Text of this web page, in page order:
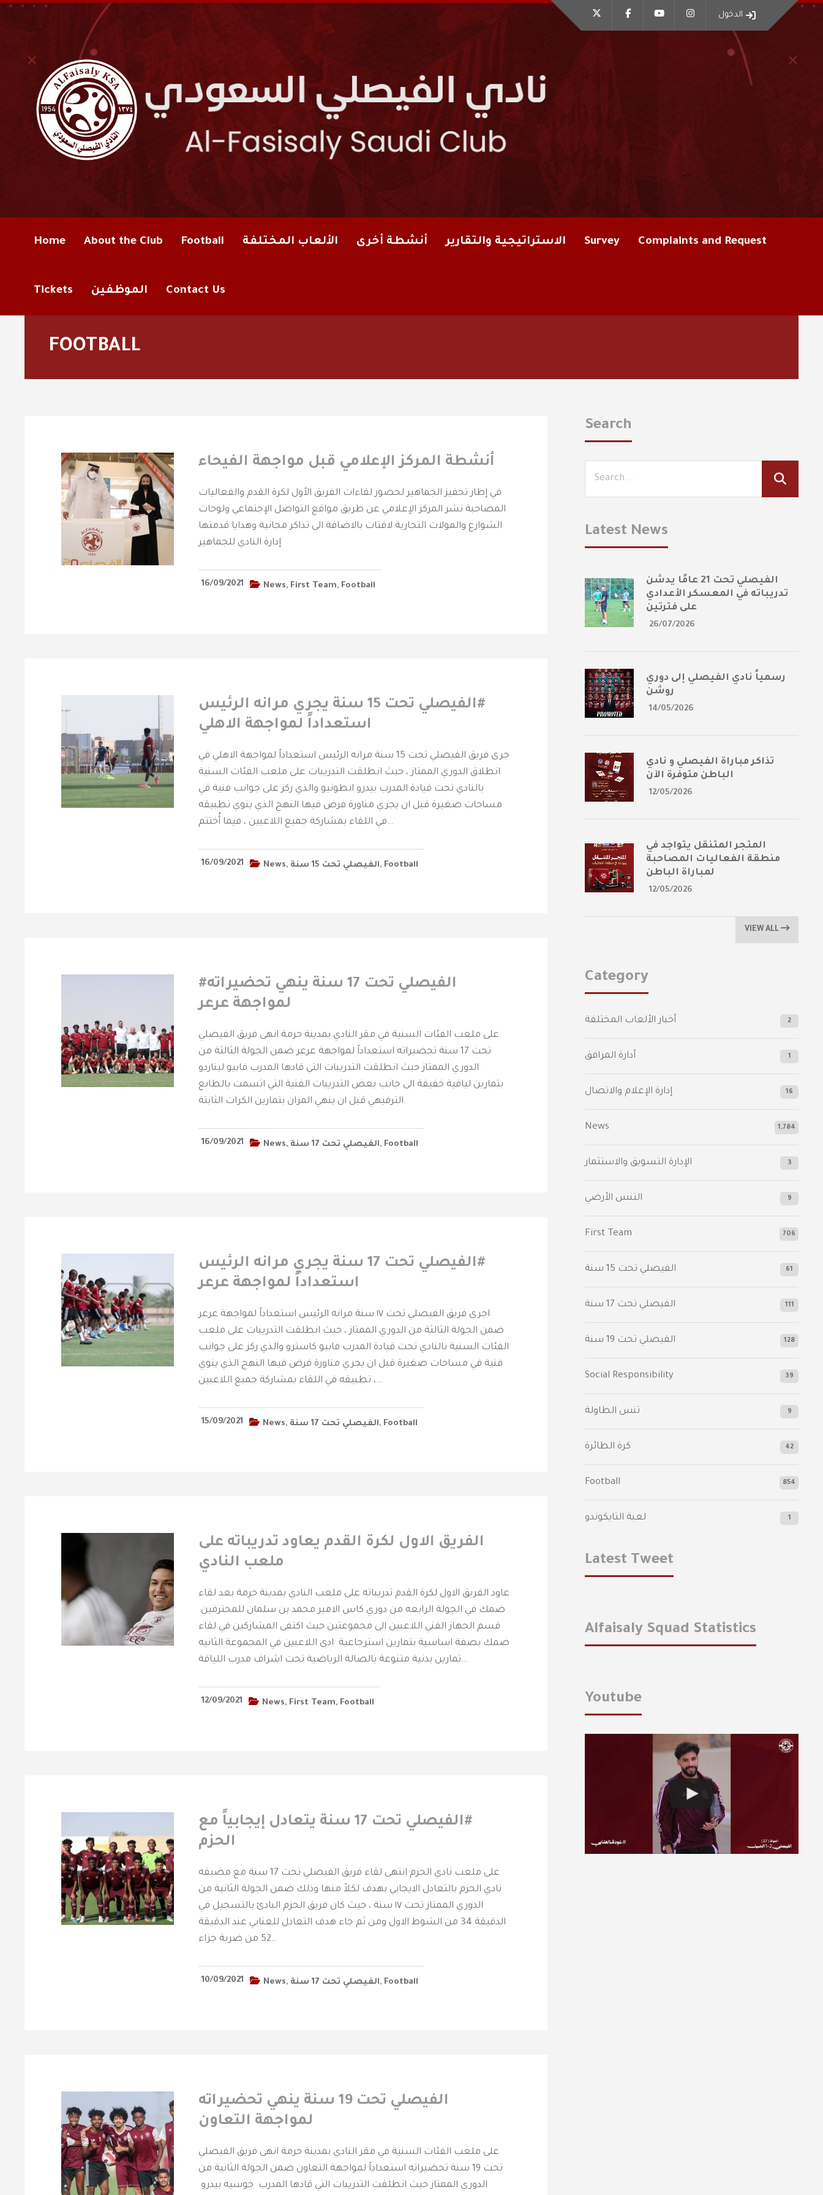
الدخول
Home About the Club Football الألعاب المختلفة أنشطة أخرى الاستراتيجية والتقارير Survey Complaints and Request
Tickets الموظفين Contact Us
FOOTBALL
أنشطة المركز الإعلامي قبل مواجهة الفيحاء
في إطار تحفيز الجماهير لحضور لقاءات الفريق الأول لكرة القدم والفعاليات
المصاحبة نشر المركز الإعلامي عن طريق مواقع التواصل الإجتماعي ولوحات
الشوارع والمولات التجارية لافتات بالاضافة الى تذاكر مجانية وهدايا قدمتها
إدارة النادي للجماهير
16/09/2021 News, First Team, Football
‫#الفيصلي‬⁩ تحت 15 سنة يجري مرانه الرئيس
استعداداً لمواجهة الاهلي
جرى فريق الفيصلي تحت 15 سنة مرانه الرئيس استعداداً لمواجهة الاهلي في
انطلاق الدوري الممتاز ، حيث انطلقت التدريبات على ملعب الفئات السنية
بالنادي تحت قيادة المدرب بيدرو انطونيو والذي ركز على جوانب فنية في
مساحات صغيرة قبل ان يجري مناورة فرض فيها النهج الذي ينوي تطبيقه
في اللقاء بمشاركة جميع اللاعبين ، فيما أُختتم…
16/09/2021 News, الفيصلي‬⁩ تحت 15 سنة, Football
#الفيصلي‬⁩ تحت 17 سنة ينهي تحضيراته
لمواجهة عرعر
على ملعب الفئات السنية في مقر النادي بمدينة حرمة انهى فريق الفيصلي
تحت 17 سنة تحضيراته استعداداً لمواجهة عرعر ضمن الجولة الثالثة من
الدوري الممتاز حيث انطلقت التدريبات التي قادها المدرب فابيو ليناردو
بتمارين لياقية خفيفة الى جانب بعض التدريبات الفنية التي اتسمت بالطابع
الترفيهي قبل ان ينهي المران بتمارين الكرات الثابتة.
16/09/2021 News, ‫الفيصلي‬⁩ تحت 17 سنة, Football
‫#الفيصلي‬⁩ تحت 17 سنة يجري مرانه الرئيس
استعداداً لمواجهة عرعر
اجرى فريق الفيصلي تحت ١٧ سنة مرانه الرئيس استعداداً لمواجهة عرعر
ضمن الجولة الثالثة من الدوري الممتاز ، حيث انطلقت التدريبات على ملعب
الفئات السنية بالنادي تحت قيادة المدرب فابيو كاسترو والذي ركز على جوانب
فنية في مساحات صغيرة قبل ان يجري مناورة فرض فيها النهج الذي ينوي
تطبيقه في اللقاء بمشاركة جميع اللاعبين ،…
15/09/2021 News, ‫الفيصلي‬⁩ تحت 17 سنة, Football
الفريق الاول لكرة القدم يعاود تدريباته على
ملعب النادي
عاود الفريق الاول لكرة القدم تدريباته على ملعب النادي بمدينة حرمة بعد لقاء
ضمك في الجولة الرابعه من دوري كاس الامير محمد بن سلمان للمحترفين
قسم الجهاز الفني اللاعبين الى مجموعتين حيث اكتفى المشاركين في لقاء
ضمك بصفة اساسية بتمارين استرجاعية ادى اللاعبين في المجموعة الثانيه
تمارين بدنية متنوعة بالصالة الرياضية تحت اشراف مدرب اللياقة…
12/09/2021 News, First Team, Football
‫#الفيصلي‬⁩ تحت 17 سنة يتعادل إيجابياً مع
الحزم
على ملعب نادي الحزم انتهى لقاء فريق الفيصلي تحت 17 سنة مع مضيفه
نادي الحزم بالتعادل الايجابي بهدف لكلاً منها وذلك ضمن الجولة الثانية من
الدوري الممتاز تحت ١٧ سنة ، حيث كان فريق الحزم البادئ بالتسجيل في
الدقيقة 34 من الشوط الاول ومن ثم جاء هدف التعادل للعنابي عند الدقيقة
52 من ضربة جزاء…
10/09/2021 News, ‫الفيصلي‬⁩ تحت 17 سنة, Football
‏⁧الفيصلي‬⁩ تحت 19 سنة ينهي تحضيراته
لمواجهة التعاون
على ملعب الفئات السنية في مقر النادي بمدينة حرمة انهى فريق الفيصلي
تحت 19 سنة تحضيراته استعداداً لمواجهة التعاون ضمن الجولة الثانية من
الدوري الممتاز حيث انطلقت التدريبات التي قادها المدرب خوسيه بيدرو
Search
Latest News
الفيصلي تحت 21 عامًا يدشن
تدريباته في المعسكر الأعدادي
على فترتين
26/07/2026
رسمياً نادي الفيصلي إلى دوري
روشن
14/05/2026
تذاكر مباراة الفيصلي و نادي
الباطن متوفرة الآن
12/05/2026
المتجر المتنقل يتواجد في
منطقة الفعاليات المصاحبة
لمباراة الباطن
12/05/2026
VIEW ALL
Category
أخبار الألعاب المختلفة 2
أدارة المرافق 1
إدارة الإعلام والاتصال 16
News 1,784
الإدارة التسويق والاستثمار 3
التنس الأرضي 9
First Team 706
الفيصلي‬⁩ تحت 15 سنة 61
‫الفيصلي‬⁩ تحت 17 سنة 111
الفيصلي‬⁩ تحت 19 سنة 128
Social Responsibility 39
تنس الطاولة 9
كرة الطائرة 42
Football 854
لعبة التايكوندو 1
Latest Tweet
Alfaisaly Squad Statistics
Youtube